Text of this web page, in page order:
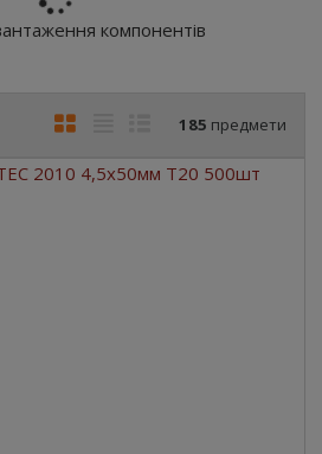
компонентів
185 предмети